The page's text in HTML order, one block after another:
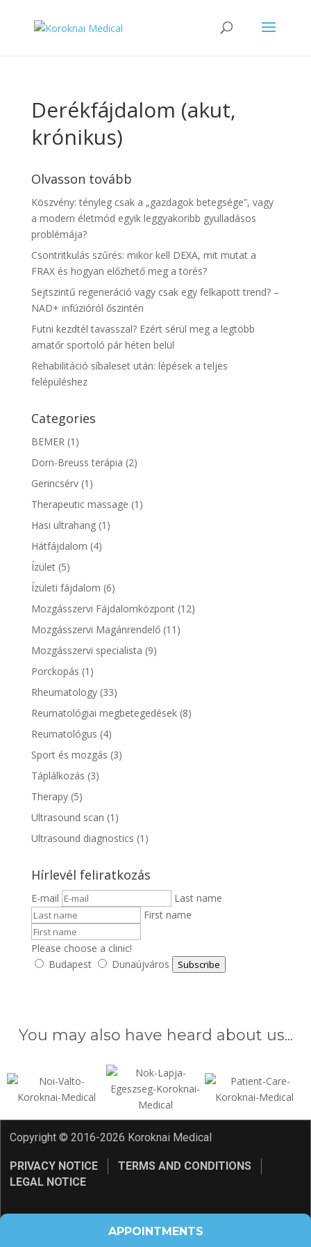
Derékfájdalom (akut,
krónikus)
Olvasson tovább
Köszvény: tényleg csak a „gazdagok betegsége”, vagy
a modern életmód egyik leggyakoribb gyulladásos
problémája?
Csontritkulás szűrés: mikor kell DEXA, mit mutat a
FRAX és hogyan előzhető meg a törés?
Sejtszintű regeneráció vagy csak egy felkapott trend? –
NAD+ infúzióról őszintén
Futni kezdtél tavasszal? Ezért sérül meg a legtöbb
amatőr sportoló pár héten belül
Rehabilitáció síbaleset után: lépések a teljes
felépüléshez
Categories
BEMER(1)
Dorn-Breuss terápia (2)
Gerincsérv(1)
Therapeutic massage (1)
Hasi ultrahang(1)
Hátfájdalom (4)
Ízület(5)
Ízületi fájdalom (6)
Mozgásszervi Fájdalomközpont(12)
Mozgásszervi Magánrendelő(11)
Mozgásszervi specialista (9)
Porckopás (1)
Rheumatology(33)
Reumatológiai megbetegedések(8)
Reumatológus (4)
Sport és mozgás (3)
Táplálkozás (3)
Therapy(5)
Ultrasound scan (1)
Ultrasound diagnostics (1)
Hírlevél feliratkozás
E-mail
Last name
First name
Please choose a clinic!
Budapest
Dunaújváros Subscribe
You may also have heard about us...
Copyright © 2016-2026 Koroknai Medical
PRIVACY NOTICE
TERMS AND CONDITIONS
LEGAL NOTICE
APPOINTMENTS